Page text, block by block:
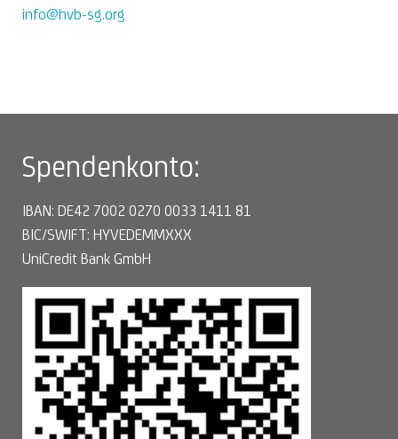
info@hvb-sg.org
Spendenkonto:
IBAN: DE42 7002 0270 0033 1411 81
BIC/SWIFT: HYVEDEMMXXX
UniCredit Bank GmbH